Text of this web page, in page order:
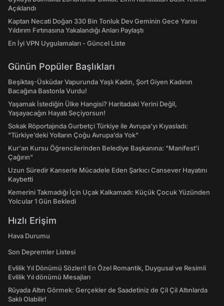
Açıklandı
Kaptan Necati Doğan 330 Bin Tonluk Dev Geminin Gece Yarısı
Yıldırım Fırtınasına Yakalandığı Anları Paylaştı
En İyi VPN Uygulamaları - Güncel Liste
Günün Popüler Başlıkları
Beşiktaş-Üsküdar Vapurunda Yaşlı Kadın, Şort Giyen Kadının
Bacağına Bastonla Vurdu!
Yaşamak İstediğin Ülke Hangisi? Haritadaki Yerini Değil,
Yaşayacağın Hayatı Seçiyorsun!
Sokak Röportajında Gurbetçi Türkiye ile Avrupa'yı Kıyasladı:
"Türkiye’deki Yolların Çoğu Avrupa’da Yok"
Kur'an Kursu Öğrencilerinden Belediye Başkanına: "Manifest’i
Çağırın"
Uzun Süredir Kanserle Mücadele Eden Şarkıcı Cansever Hayatını
Kaybetti
Kemerini Takmadığı İçin Uçak Kalkamadı: Küçük Çocuk Yüzünden
Yolcular 1 Gün Bekledi
Hızlı Erişim
Hava Durumu
Son Depremler Listesi
Evlilik Yıl Dönümü Sözleri! En Özel Romantik, Duygusal ve Resimli
Evlilik Yıl dönümü Mesajları
Rüyada Altın Görmek: Gerçekler de Saadetiniz de Çil Çil Altınlarda
Saklı Olabilir!